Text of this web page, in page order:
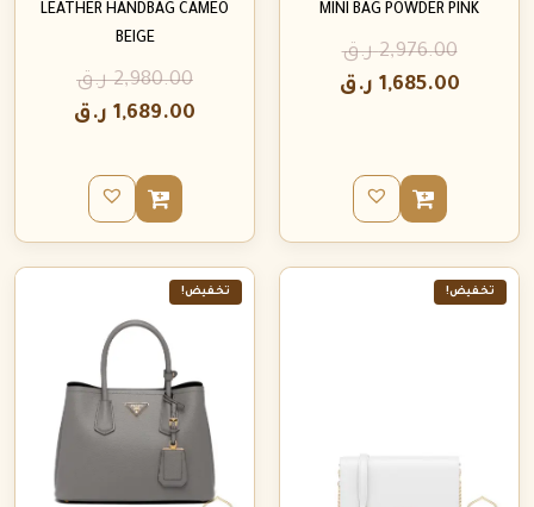
MINI BAG POWDER PINK
2,976.00 ر.ق
1,685.00 ر.ق
LEATHER HANDBAG CAMEO
BEIGE
2,980.00 ر.ق
1,689.00 ر.ق
تخفيض! تخفيض!